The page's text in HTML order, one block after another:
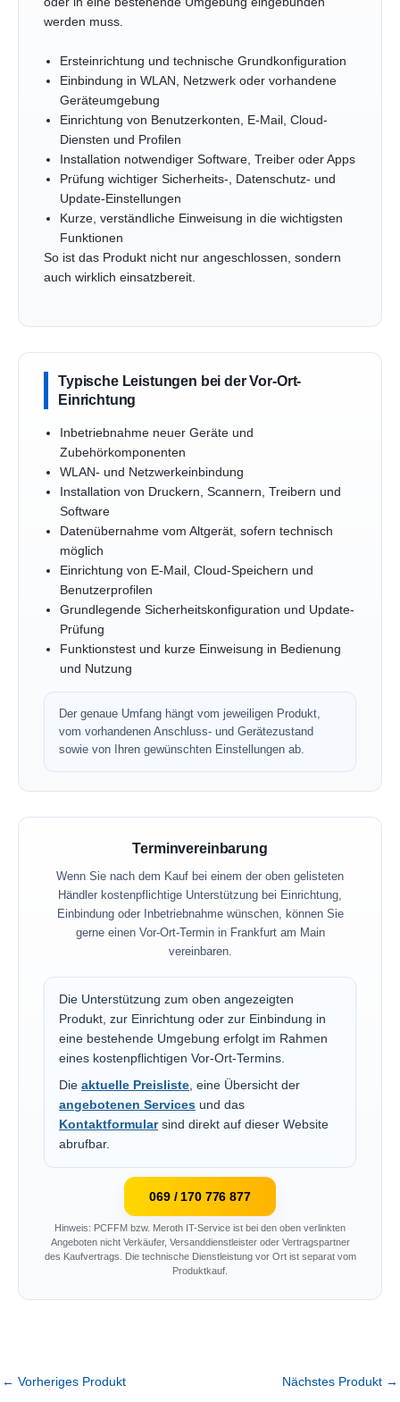
werden muss.
Ersteinrichtung und technische Grundkonfiguration
Einbindung in WLAN, Netzwerk oder vorhandene
Geräteumgebung
Einrichtung von Benutzerkonten, E-Mail, Cloud-
Diensten und Profilen
Installation notwendiger Software, Treiber oder Apps
Prüfung wichtiger Sicherheits-, Datenschutz- und
Update-Einstellungen
Kurze, verständliche Einweisung in die wichtigsten
Funktionen
So ist das Produkt nicht nur angeschlossen, sondern
auch wirklich einsatzbereit.
Typische Leistungen bei der Vor-Ort-
Einrichtung
Inbetriebnahme neuer Geräte und
Zubehörkomponenten
WLAN- und Netzwerkeinbindung
Installation von Druckern, Scannern, Treibern und
Software
Datenübernahme vom Altgerät, sofern technisch
möglich
Einrichtung von E-Mail, Cloud-Speichern und
Benutzerprofilen
Grundlegende Sicherheitskonfiguration und Update-
Prüfung
Funktionstest und kurze Einweisung in Bedienung
und Nutzung
Der genaue Umfang hängt vom jeweiligen Produkt,
vom vorhandenen Anschluss- und Gerätezustand
sowie von Ihren gewünschten Einstellungen ab.
Terminvereinbarung
Wenn Sie nach dem Kauf bei einem der oben gelisteten
Händler kostenpflichtige Unterstützung bei Einrichtung,
Einbindung oder Inbetriebnahme wünschen, können Sie
gerne einen Vor-Ort-Termin in Frankfurt am Main
vereinbaren.
Die Unterstützung zum oben angezeigten
Produkt, zur Einrichtung oder zur Einbindung in
eine bestehende Umgebung erfolgt im Rahmen
eines kostenpflichtigen Vor-Ort-Termins.
Die aktuelle Preisliste, eine Übersicht der
angebotenen Services und das
Kontaktformularsind direkt auf dieser Website
abrufbar.
069 / 170 776 877
Hinweis: PCFFM bzw. Meroth IT-Service ist bei den oben verlinkten
Angeboten nicht Verkäufer, Versanddienstleister oder Vertragspartner
des Kaufvertrags. Die technische Dienstleistung vor Ort ist separat vom
Produktkauf.
← Vorheriges Produkt Nächstes Produkt →